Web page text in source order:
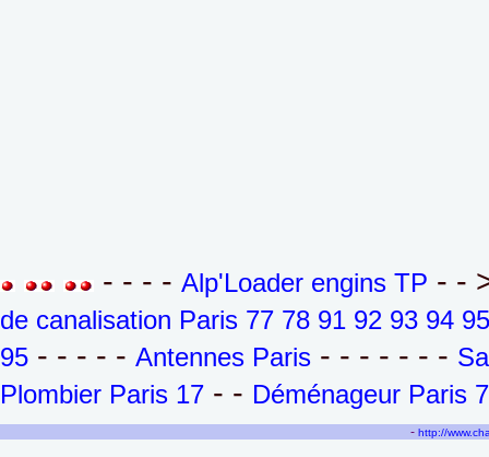
- - - - Alp'Loader engins TP - -
de canalisation Paris 77 78 91 92 93 94 95
95 - - - - - Antennes Paris - - - - - - -
Plombier Paris 17 - - Déménageur Paris
-http://